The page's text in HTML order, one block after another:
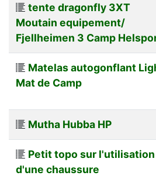
tente dragonfly 3XT
Moutain equipement/
Fjellheimen 3 Camp
Matelas autogonflant
Mat de Camp
Mutha Hubba HP
Petit topo sur l'utilisation
d'une chaussure